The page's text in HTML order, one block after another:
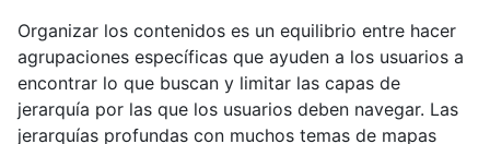
Organizar los contenidos es un equilibrio entre hacer
agrupaciones específicas que ayuden a los usuarios a
encontrar lo que buscan y limitar las capas de
jerarquía por las que los usuarios deben navegar. Las
jerarquías profundas con muchos temas de mapas